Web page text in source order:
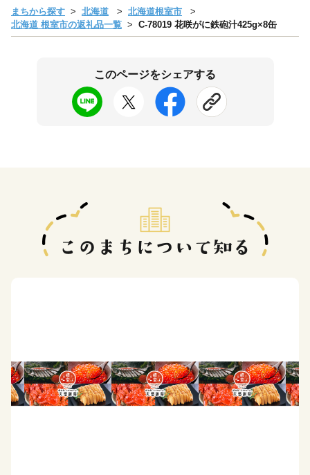
まちから探す 北海道
北海道根室市
北海道 根室市の返礼品一覧
C-78019 花咲がに鉄砲汁425g×8缶
このページをシェアする